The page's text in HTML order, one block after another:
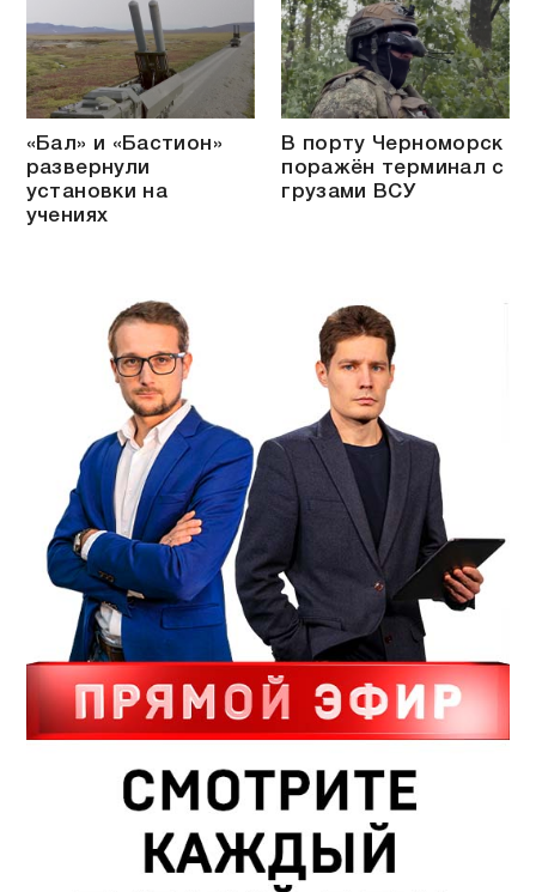
«Бал» и «Бастион»
развернули
установки на
учениях
В порту Черноморск
поражён терминал с
грузами ВСУ